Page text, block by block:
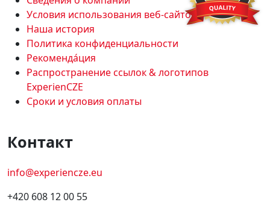
Условия использования веб-сайтов
Наша история
Политика конфиденциальности
Рекоменда́ция
Распространение ссылок & логотипов
ExperienCZE
Сроки и условия оплаты
Контакт
info@experiencze.eu
+420 608 12 00 55